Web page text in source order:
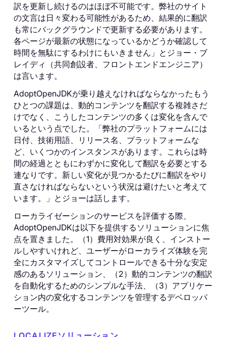
訳を更新し続けるのはほぼ不可能です。弊社のサイト
の文言は日々変わる可能性があるため、結果的に翻訳
も常にバックグラウンドで更新する必要があります。
各ページが最新の状態になっているかどうか確認して
時間を無駄にするわけにもいきません」とジョー・ブ
レイディ（共同創設者、フロントエンドエンジニア）
は言います。
AdoptOpenJDKが乗り越えなければならなかったもう
ひとつの課題は、動的コンテンツを翻訳する複雑さだ
けでなく、こうしたコンテンツの多くは変化を含んで
いるという点でした。「弊社のプラットフォームには
日付、技術用語、リリース名、プラットフォームな
ど、いくつかのインスタンスがあります。これらは時
間の経過とともにわずかに変化して翻訳を必要とする
連なりです。新しい変化が見つかるたびに翻訳をやり
直さなければならないという状況は避けたいと考えて
います。」とジョーは話します。
ローカライゼーションのサービスを評価する際、
AdoptOpenJDKは以下を提供するソリューションに焦
点を置きました。（1）費用対効果が良く、インストー
ルしやすいけれど、ユーザーがローカライズ体験を完
全にカスタマイズしてコントロールできる十分な安定
感のあるソリューション、（2）動的コンテンツの翻訳
を自動化するためのシンプルな手法、（3）アプリケー
ション内の変化するコンテンツを管理するデベロッパ
ーツール。